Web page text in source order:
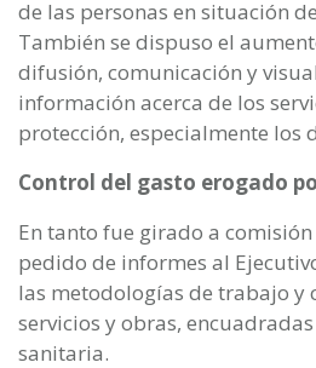
de las personas en situación
También se dispuso el
difusión, comunicación y
información acerca de los
protección, especialmente los
Control del gasto erogado
En tanto fue girado a
pedido de informes al
las metodologías de trabajo y
servicios y obras,
sanitaria.